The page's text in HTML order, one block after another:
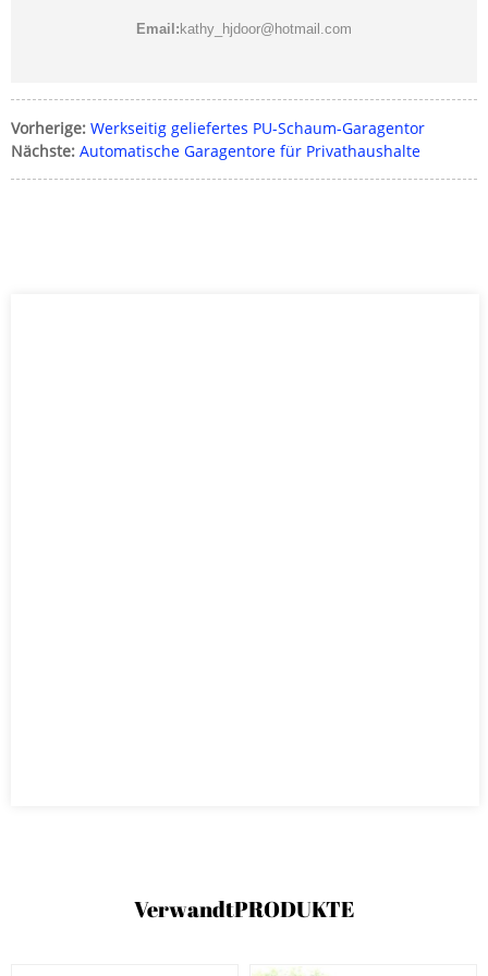
Email:kathy_hjdoor@hotmail.com
Vorherige: Werkseitig geliefertes PU-Schaum-Garagentor
Nächste: Automatische Garagentore für Privathaushalte
VerwandtPRODUKTE